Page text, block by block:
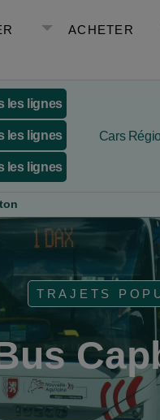
ACHETER
les lignes
les lignes
les lignes
Cars
TRAJETS